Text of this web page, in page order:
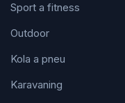
Sport a fitness
Outdoor
Kola a pneu
Karavaning